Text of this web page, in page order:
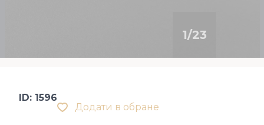
1/23
Додати в обране
ID: 1596